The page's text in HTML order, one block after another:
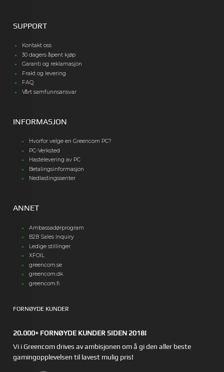
SUPPORT
Kontakt oss
30 dagers åpent kjøp
Garanti og reklamasjon
Frakt og levering
FAQ
Vårt samfunnsansvar
INFORMASJON
Hvorfor velge en Greencom PC?
PC-Verksted
Hastelevering av PC
Betalingsinformasjon
Nedlastingssenter
ANNET
Ambassadørprogram
B2B Sales Inquiry
Ledige stillinger
XFOIL
greencom.se
greencom.dk
greencom.fi
FORNØYDE KUNDER
20.000+ FORNØYDE KUNDER SIDEN 2018!
Vi i Greencom drives av ambisjonen om å gi den aller beste
gamingopplevelsen til lavest mulig pris!